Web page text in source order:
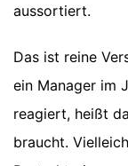
aussortiert.
Das ist reine
ein Manager im
reagiert, heißt
braucht.